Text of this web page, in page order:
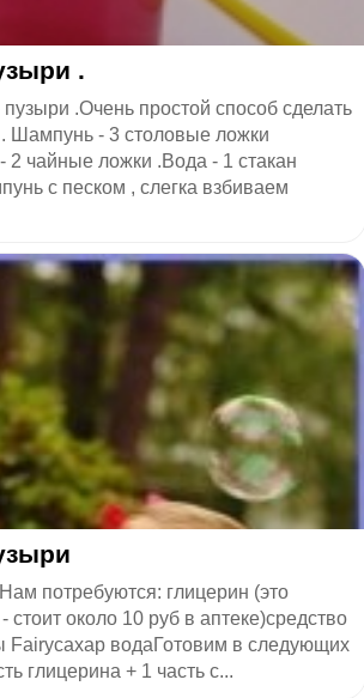
.
.Очень простой способ сделать
Шампунь - 3 столовые ложки
2 чайные ложки .Вода - 1 стакан
с песком , слегка взбиваем
потребуются: глицерин (это
стоит около 10 руб в аптеке)средство
Fairyсахар водаГотовим в следующих
глицерина + 1 часть с...